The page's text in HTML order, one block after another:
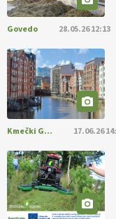
Govedo 28.05.26 12:13
Kmečki Glas 17.06.26